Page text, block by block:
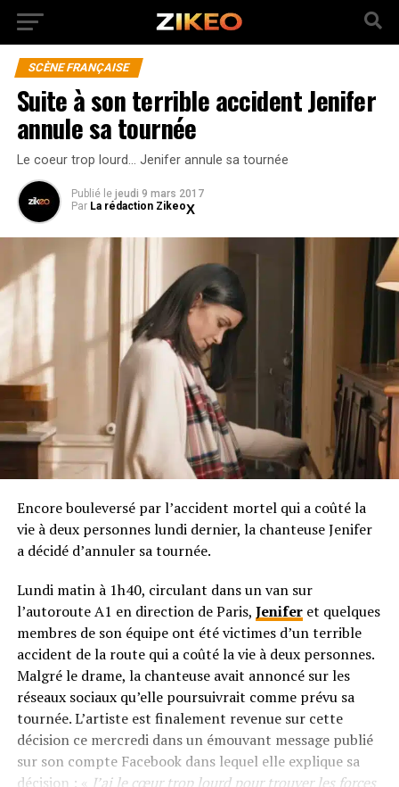
SCÈNE FRANÇAISE
Suite à son terrible accident Jenifer
annule sa tournée
Le coeur trop lourd… Jenifer annule sa tournée
Publié le jeudi 9 mars 2017
Par La rédaction Zikeo
Encore bouleversé par l’accident mortel qui a coûté la
vie à deux personnes lundi dernier, la chanteuse Jenifer
a décidé d’annuler sa tournée.
Lundi matin à 1h40, circulant dans un van sur
l’autoroute A1 en direction de Paris, Jeniferet quelques
membres de son équipe ont été victimes d’un terrible
accident de la route qui a coûté la vie à deux personnes.
Malgré le drame, la chanteuse avait annoncé sur les
réseaux sociaux qu’elle poursuivrait comme prévu sa
tournée. L’artiste est finalement revenue sur cette
décision ce mercredi dans un émouvant message publié
sur son compte Facebook dans lequel elle explique sa
décision : « J’ai le cœur trop lourd pour trouver les forces